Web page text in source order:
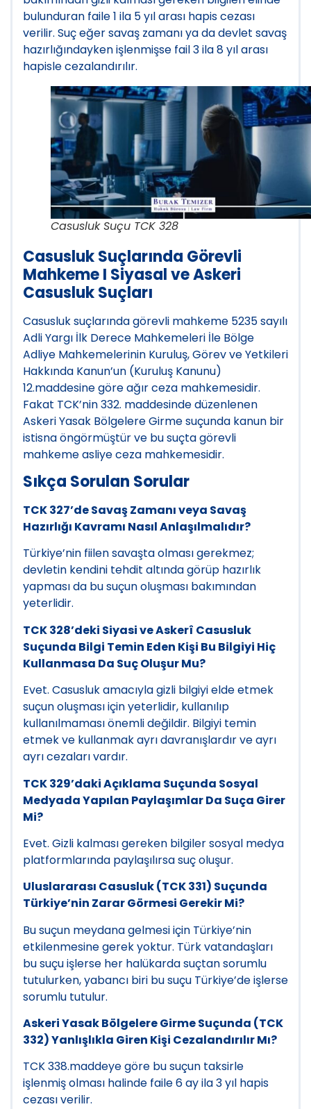
bulunduran faile 1 ila 5 yıl arası hapis cezası
verilir. Suç eğer savaş zamanı ya da devlet savaş
hazırlığındayken işlenmişse fail 3 ila 8 yıl arası
hapisle cezalandırılır.
Casusluk Suçu TCK 328
Casusluk Suçlarında Görevli
Mahkeme I Siyasal ve Askeri
Casusluk Suçları
Casusluk suçlarında görevli mahkeme 5235 sayılı
Adli Yargı İlk Derece Mahkemeleri İle Bölge
Adliye Mahkemelerinin Kuruluş, Görev ve Yetkileri
Hakkında Kanun’un (Kuruluş Kanunu)
12.maddesine göre ağır ceza mahkemesidir.
Fakat TCK’nin 332. maddesinde düzenlenen
Askeri Yasak Bölgelere Girme suçunda kanun bir
istisna öngörmüştür ve bu suçta görevli
mahkeme asliye ceza mahkemesidir.
Sıkça Sorulan Sorular
TCK 327’de Savaş Zamanı veya Savaş
Hazırlığı Kavramı Nasıl Anlaşılmalıdır?
Türkiye’nin fiilen savaşta olması gerekmez;
devletin kendini tehdit altında görüp hazırlık
yapması da bu suçun oluşması bakımından
yeterlidir.
TCK 328’deki Siyasi ve Askerî Casusluk
Suçunda Bilgi Temin Eden Kişi Bu Bilgiyi Hiç
Kullanmasa Da Suç Oluşur Mu?
Evet. Casusluk amacıyla gizli bilgiyi elde etmek
suçun oluşması için yeterlidir, kullanılıp
kullanılmaması önemli değildir. Bilgiyi temin
etmek ve kullanmak ayrı davranışlardır ve ayrı
ayrı cezaları vardır.
TCK 329’daki Açıklama Suçunda Sosyal
Medyada Yapılan Paylaşımlar Da Suça Girer
Mi?
Evet. Gizli kalması gereken bilgiler sosyal medya
platformlarında paylaşılırsa suç oluşur.
Uluslararası Casusluk (TCK 331) Suçunda
Türkiye’nin Zarar Görmesi Gerekir Mi?
Bu suçun meydana gelmesi için Türkiye’nin
etkilenmesine gerek yoktur. Türk vatandaşları
bu suçu işlerse her halükarda suçtan sorumlu
tutulurken, yabancı biri bu suçu Türkiye’de işlerse
sorumlu tutulur.
Askeri Yasak Bölgelere Girme Suçunda (TCK
332) Yanlışlıkla Giren Kişi Cezalandırılır Mı?
TCK 338.maddeye göre bu suçun taksirle
işlenmiş olması halinde faile 6 ay ila 3 yıl hapis
cezası verilir.